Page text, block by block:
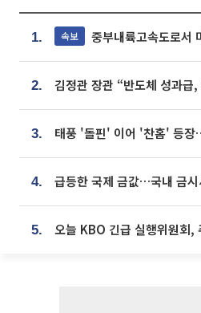
1. 속보 중부내륙고속도로서
2.
3.
4. 급등한 국제 금값…국내 금시
5. 오늘 KBO 긴급 실행위원회,